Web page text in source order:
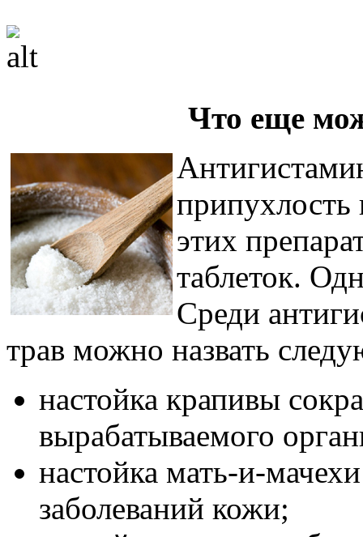
Что еще
этих
таблеток.
Среди
трав можно назвать
настойка крапивы
вырабатываемого
настойка мать-и-
заболеваний кожи;